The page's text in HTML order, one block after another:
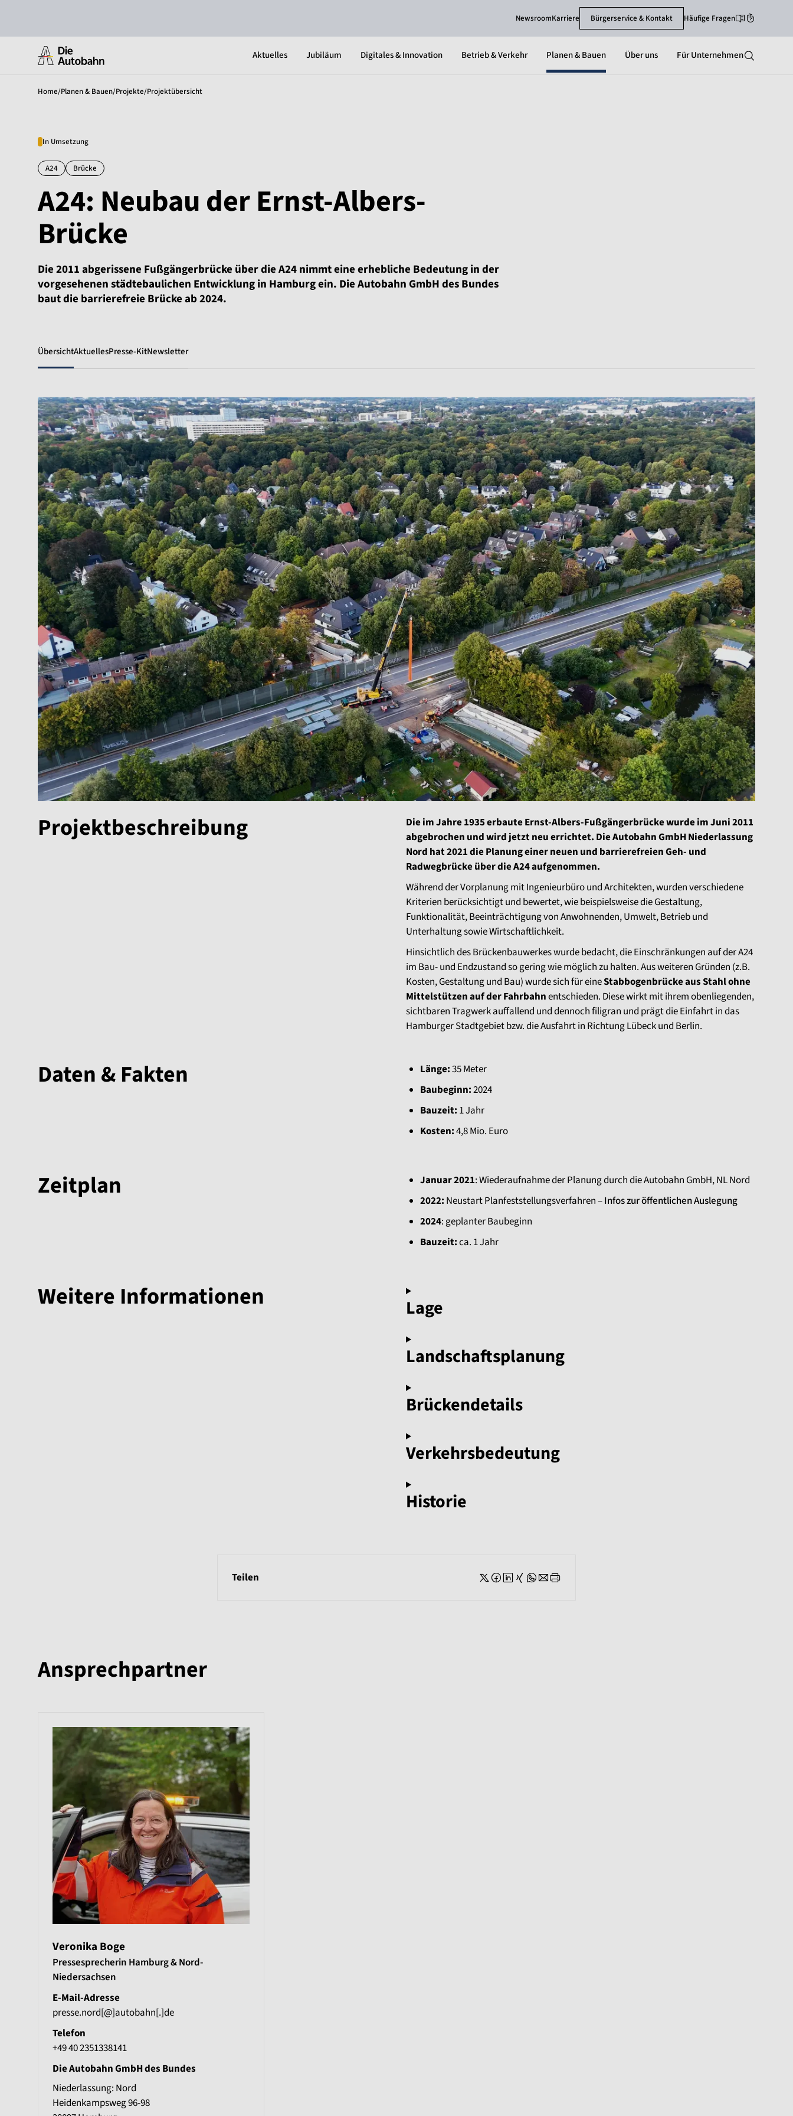
NewsroomKarriere Bürgerservice & Kontakt Häufige FragenLeichte Sprache
Aktuelles Jubiläum Digitales & Innovation Betrieb & Verkehr Planen & Bauen Über uns Für Unternehmen
Home/Planen & Bauen/Projekte/Projektübersicht
In Umsetzung
A24 Brücke
A24: Neubau der Ernst-Albers-
Brücke
Die 2011 abgerissene Fußgängerbrücke über die A24 nimmt eine erhebliche Bedeutung in der
vorgesehenen städtebaulichen Entwicklung in Hamburg ein. Die Autobahn GmbH des Bundes
baut die barrierefreie Brücke ab 2024.
ÜbersichtAktuellesPresse-KitNewsletter
Projektbeschreibung
Die im Jahre 1935 erbaute Ernst-Albers-Fußgängerbrücke wurde im Juni 2011
abgebrochen und wird jetzt neu errichtet. Die Autobahn GmbH Niederlassung
Nord hat 2021 die Planung einer neuen und barrierefreien Geh- und
Radwegbrücke über die A24 aufgenommen.
Während der Vorplanung mit Ingenieurbüro und Architekten, wurden verschiedene
Kriterien berücksichtigt und bewertet, wie beispielsweise die Gestaltung,
Funktionalität, Beeinträchtigung von Anwohnenden, Umwelt, Betrieb und
Unterhaltung sowie Wirtschaftlichkeit.
Hinsichtlich des Brückenbauwerkes wurde bedacht, die Einschränkungen auf der A24
im Bau- und Endzustand so gering wie möglich zu halten. Aus weiteren Gründen (z.B.
Kosten, Gestaltung und Bau) wurde sich für eineStabbogenbrücke aus Stahl ohne
Mittelstützen auf der Fahrbahnentschieden. Diese wirkt mit ihrem obenliegenden,
sichtbaren Tragwerk auffallend und dennoch filigran und prägt die Einfahrt in das
Hamburger Stadtgebiet bzw. die Ausfahrt in Richtung Lübeck und Berlin.
Daten & Fakten Länge:35 Meter
Baubeginn:2024
Bauzeit: 1 Jahr
Kosten:4,8 Mio. Euro
Zeitplan Januar 2021: Wiederaufnahme der Planung durch die Autobahn GmbH, NL Nord
2022: Neustart Planfeststellungsverfahren –Infos zur öffentlichen Auslegung
2024: geplanter Baubeginn
Bauzeit:ca. 1 Jahr
Weitere Informationen
Lage
Landschaftsplanung
Brückendetails
Verkehrsbedeutung
Historie
Teilen
Ansprechpartner
Veronika Boge
Pressesprecherin Hamburg & Nord-
Niedersachsen
E-Mail-Adresse
presse.nord[@]autobahn[.]de
Telefon
+49 40 2351338141
Die Autobahn GmbH des Bundes
Niederlassung: Nord
Heidenkampsweg 96-98